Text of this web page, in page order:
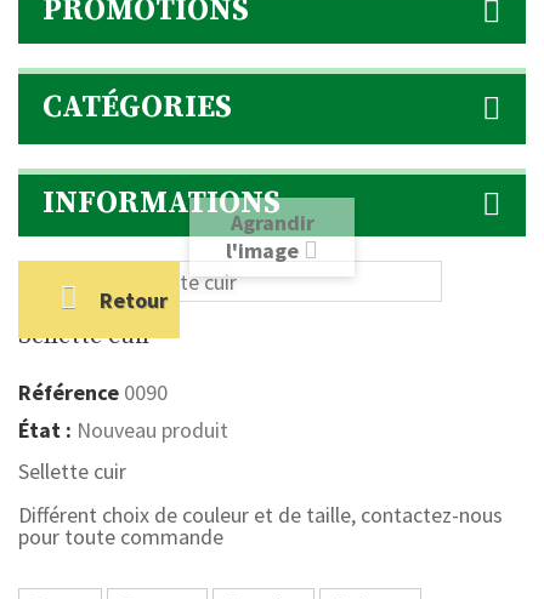
PROMOTIONS
CATÉGORIES
INFORMATIONS
Retour
Agrandir
l'image
Sellette cuir
Référence 0090
État : Nouveau produit
Sellette cuir
Différent choix de couleur et de taille, contactez-nous
pour toute commande